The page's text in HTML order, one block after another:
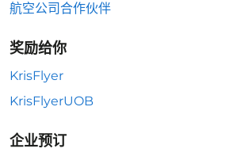
航空公司合作伙伴
奖励给你
KrisFlyer
KrisFlyerUOB
企业预订